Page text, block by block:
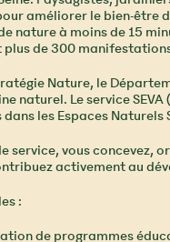
améliorer le bien-être
nature à moins de 15
plus de 300
Nature, le
naturel. Le service
les Espaces
service, vous concevez,
activement au
:
de programmes